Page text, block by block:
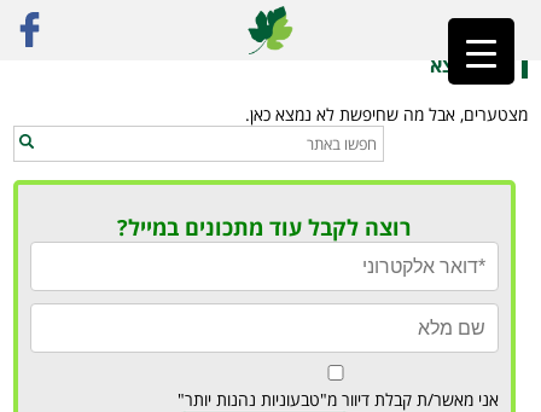
ראשי»מנות ווק טבעוניות
לא נמצא
מצטערים, אבל מה שחיפשת לא נמצא כאן.
רוצה לקבל עוד מתכונים במייל?
אני מאשר/ת קבלת דיוור מ"טבעוניות נהנות יותר"